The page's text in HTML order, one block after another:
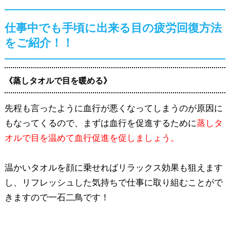
仕事中でも手頃に出来る目の疲労回復方法
をご紹介！！
《蒸しタオルで目を暖める》
先程も言ったように血行が悪くなってしまうのが原因に
もなってくるので、まずは血行を促進するために蒸しタ
オルで目を温めて血行促進を促しましょう。
温かいタオルを顔に乗せればリラックス効果も狙えます
し、リフレッシュした気持ちで仕事に取り組むことがで
きますので一石二鳥です！